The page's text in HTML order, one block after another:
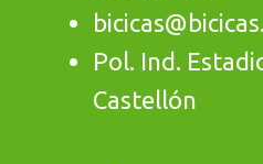
Pol. Ind.
Castellón